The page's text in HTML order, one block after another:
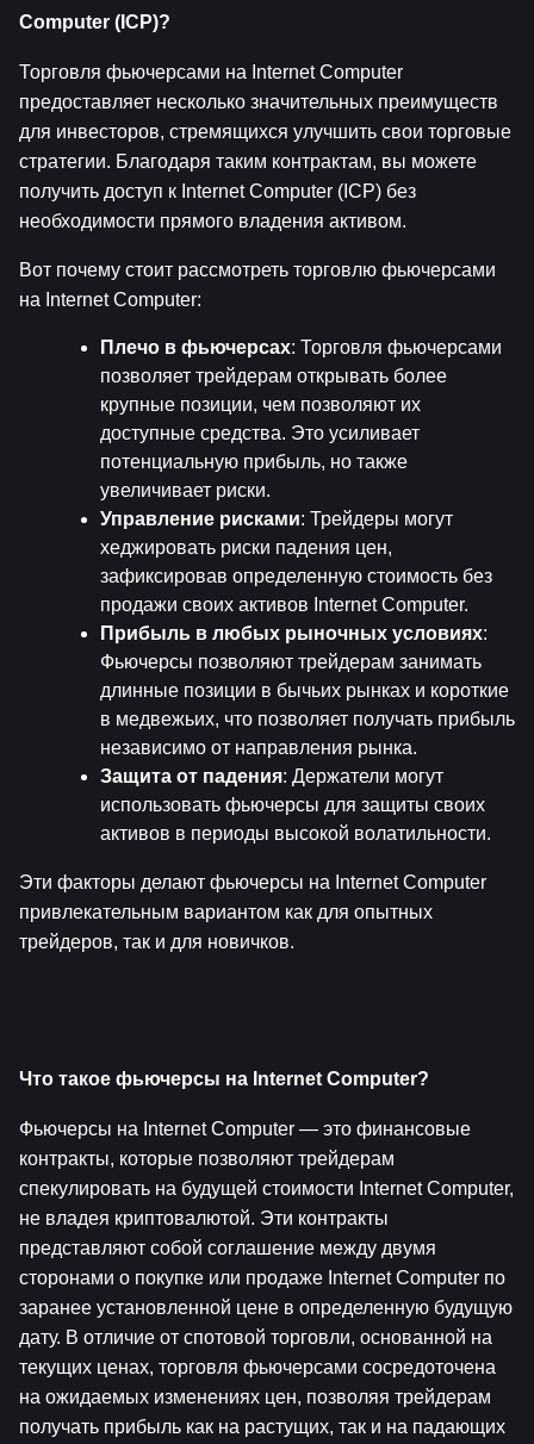
Computer (ICP)?
Торговля фьючерсами на Internet Computer
предоставляет несколько значительных преимуществ
для инвесторов, стремящихся улучшить свои торговые
стратегии. Благодаря таким контрактам, вы можете
получить доступ к Internet Computer (ICP) без
необходимости прямого владения активом.
Вот почему стоит рассмотреть торговлю фьючерсами
на Internet Computer:
Плечо в фьючерсах: Торговля фьючерсами
позволяет трейдерам открывать более
крупные позиции, чем позволяют их
доступные средства. Это усиливает
потенциальную прибыль, но также
увеличивает риски.
Управление рисками: Трейдеры могут
хеджировать риски падения цен,
зафиксировав определенную стоимость без
продажи своих активов Internet Computer.
Прибыль в любых рыночных условиях:
Фьючерсы позволяют трейдерам занимать
длинные позиции в бычьих рынках и короткие
в медвежьих, что позволяет получать прибыль
независимо от направления рынка.
Защита от падения: Держатели могут
использовать фьючерсы для защиты своих
активов в периоды высокой волатильности.
Эти факторы делают фьючерсы на Internet Computer
привлекательным вариантом как для опытных
трейдеров, так и для новичков.
Что такое фьючерсы на Internet Computer?
Фьючерсы на Internet Computer — это финансовые
контракты, которые позволяют трейдерам
спекулировать на будущей стоимости Internet Computer,
не владея криптовалютой. Эти контракты
представляют собой соглашение между двумя
сторонами о покупке или продаже Internet Computer по
заранее установленной цене в определенную будущую
дату. В отличие от спотовой торговли, основанной на
текущих ценах, торговля фьючерсами сосредоточена
на ожидаемых изменениях цен, позволяя трейдерам
получать прибыль как на растущих, так и на падающих